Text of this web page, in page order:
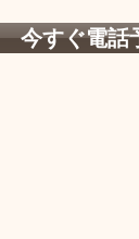
今すぐ電話